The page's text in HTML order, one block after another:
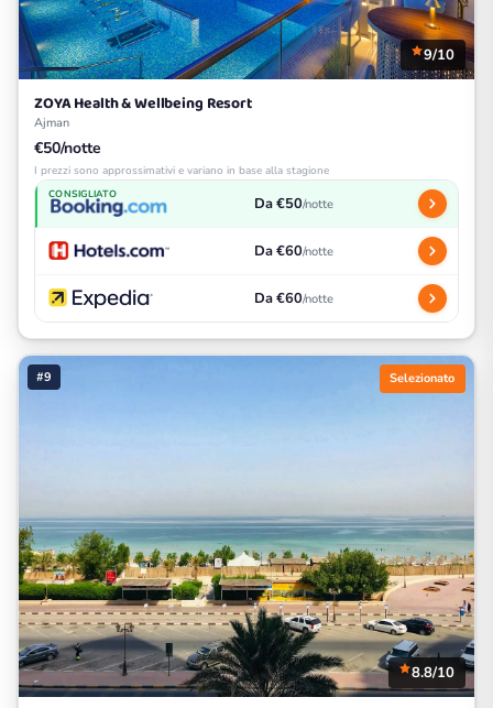
9/10
ZOYA Health & Wellbeing Resort
Ajman
€50/notte
I prezzi sono approssimativi e variano in base alla stagione
CONSIGLIATO Da €50/notte
Da €60/notte
Da €60/notte
#9 Selezionato
8.8/10